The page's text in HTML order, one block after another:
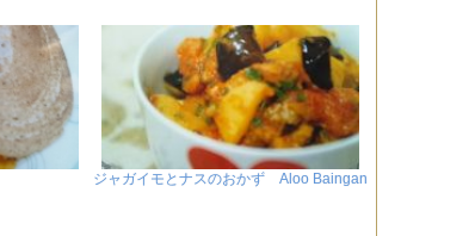
ジャガイモとナスのおかず Aloo Baingan